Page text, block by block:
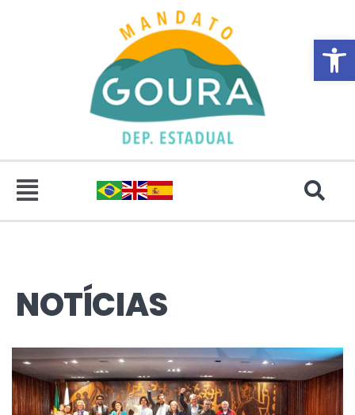
Abrir
NOTÍCIAS